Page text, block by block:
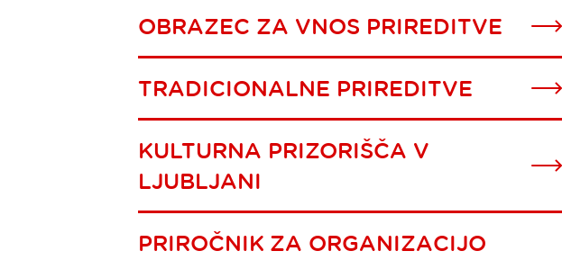
OBRAZEC ZA VNOS PRIREDITVE
TRADICIONALNE PRIREDITVE
KULTURNA PRIZORIŠČA V
LJUBLJANI
PRIROČNIK ZA ORGANIZACIJO